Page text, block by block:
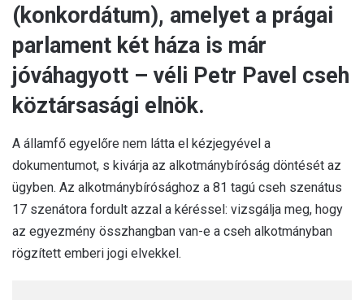
(konkordátum), amelyet a prágai
parlament két háza is már
jóváhagyott – véli Petr Pavel cseh
köztársasági elnök.
A államfő egyelőre nem látta el kézjegyével a
dokumentumot, s kivárja az alkotmánybíróság döntését az
ügyben. Az alkotmánybírósághoz a 81 tagú cseh szenátus
17 szenátora fordult azzal a kéréssel: vizsgálja meg, hogy
az egyezmény összhangban van-e a cseh alkotmányban
rögzített emberi jogi elvekkel.